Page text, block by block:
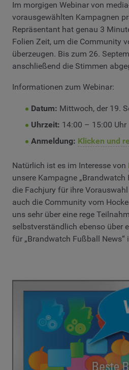
Im morgigen Webinar von
vorausgewählten Kampagnen
Repräsentant hat genau 3
Folien Zeit, um die Community
überzeugen. Bis zum 26.
anschließend die Stimmen
Informationen zum Webinar:
Datum: Mittwoch, der 19.
Uhrzeit: 14:00 – 15:00 Uhr
Anmeldung: Klicken und
Natürlich ist es im Interesse von
unsere Kampagne
die Fachjury für ihre
auch die Community vom
uns sehr über eine rege
selbstverständlich ebenso über
für „Brandwatch Fußball News“